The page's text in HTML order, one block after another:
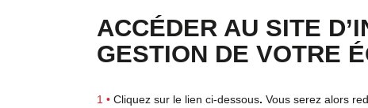
ACCÉDER AU SITE
GESTION DE VOTRE
1 • Cliquez sur le lien ci-dessous. Vous serez alors